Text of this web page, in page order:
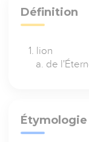
Définition
lion
de
Étymologie